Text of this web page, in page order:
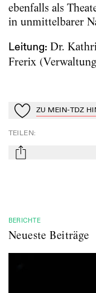
ebenfalls als
in unmittelbarer
Leitung:Dr.
Frerix
Zu Mein-TdZ
ZU MEIN-TDZ
TEILEN:
mail
BERICHTE
Neueste Beiträge